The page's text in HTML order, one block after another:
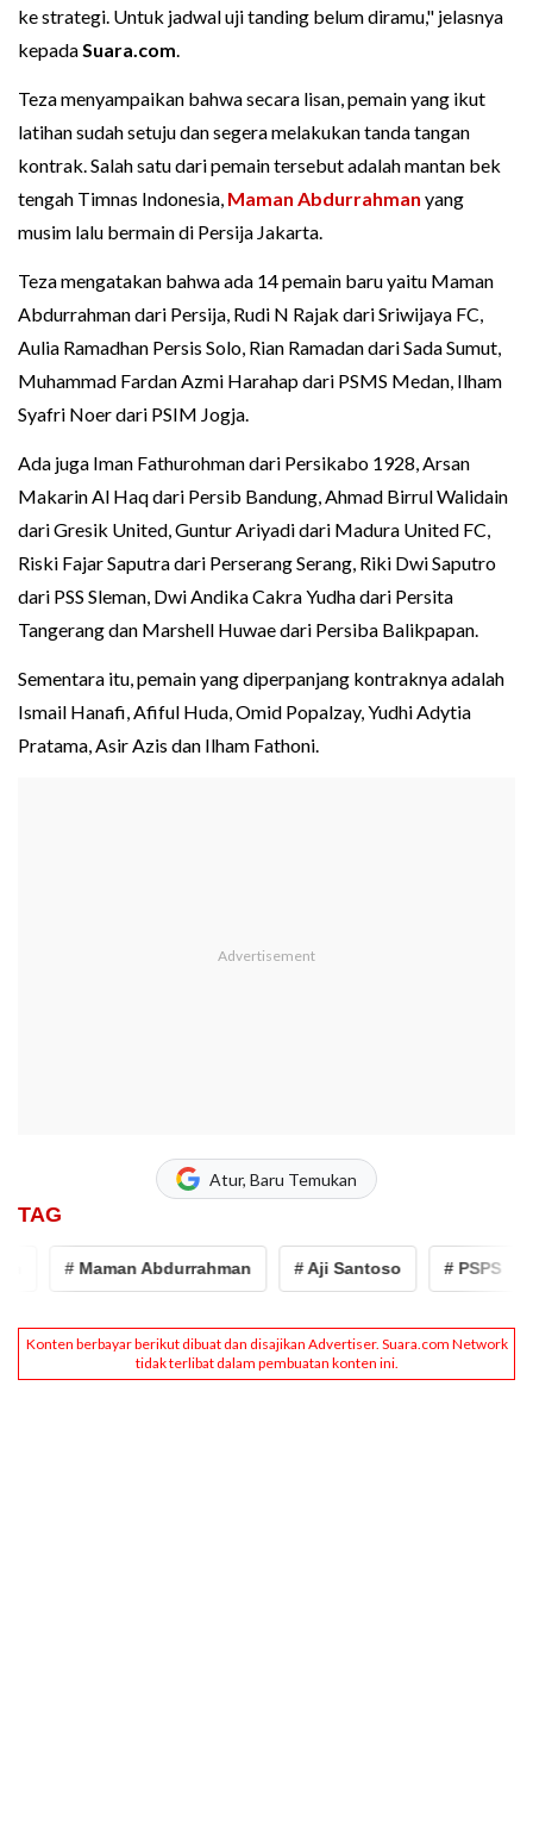
ke strategi. Untuk jadwal uji tanding belum diramu," jelasnya
kepadaSuara.com.
Teza menyampaikan bahwa secara lisan, pemain yang ikut
latihan sudah setuju dan segera melakukan tanda tangan
kontrak. Salah satu dari pemain tersebut adalah mantan bek
tengah Timnas Indonesia, Maman Abdurrahman yang
musim lalu bermain di Persija Jakarta.
Teza mengatakan bahwa ada 14 pemain baru yaitu Maman
Abdurrahman dari Persija, Rudi N Rajak dari Sriwijaya FC,
Aulia Ramadhan Persis Solo, Rian Ramadan dari Sada Sumut,
Muhammad Fardan Azmi Harahap dari PSMS Medan, Ilham
Syafri Noer dari PSIM Jogja.
Ada juga Iman Fathurohman dari Persikabo 1928, Arsan
Makarin Al Haq dari Persib Bandung, Ahmad Birrul Walidain
dari Gresik United, Guntur Ariyadi dari Madura United FC,
Riski Fajar Saputra dari Perserang Serang, Riki Dwi Saputro
dari PSS Sleman, Dwi Andika Cakra Yudha dari Persita
Tangerang dan Marshell Huwae dari Persiba Balikpapan.
Sementara itu, pemain yang diperpanjang kontraknya adalah
Ismail Hanafi, Afiful Huda, Omid Popalzay, Yudhi Adytia
Pratama, Asir Azis dan Ilham Fathoni.
Atur, Baru Temukan
TAG
# Maman Abdurrahman # Aji Santoso # PSPS